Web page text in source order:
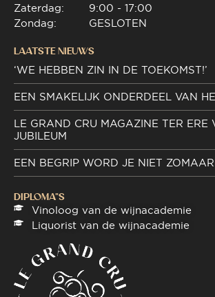
Zaterdag:
Zondag:
9:00 - 17:00
GESLOTEN
LAATSTE NIEUWS
‘WE HEBBEN ZIN IN DE TOEKOMST!’
EEN SMAKELIJK ONDERDEEL VAN
LE GRAND CRU MAGAZINE TER ERE
JUBILEUM
EEN BEGRIP WORD JE NIET
DIPLOMA"S
Vinoloog van de wijnacademie
Liquorist van de wijnacademie